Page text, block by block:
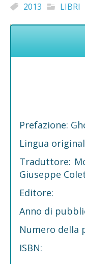
2013 LIBRI
Prefazione:
Lingua
Traduttore:
Giuseppe
Editore:
Anno di
Numero della
ISBN: